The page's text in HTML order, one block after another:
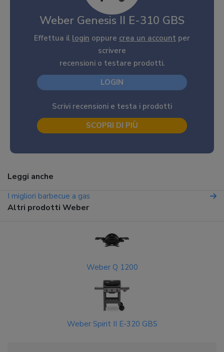
Weber Genesis II E-310 GBS
Effettua il login oppure crea un account per
scrivere
recensioni o testare prodotti.
LOGIN
Scrivi recensioni e testa i prodotti
SCOPRI DI PIÙ
Leggi anche
I migliori barbecue a gas
Altri prodotti Weber
Weber Q 1200
Weber Spirit II E-320 GBS